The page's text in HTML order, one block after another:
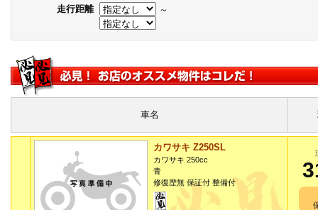
走行距離
～
車名
カワサキ Z250SL
カワサキ 250cc
青
修復歴無 保証付 整備付